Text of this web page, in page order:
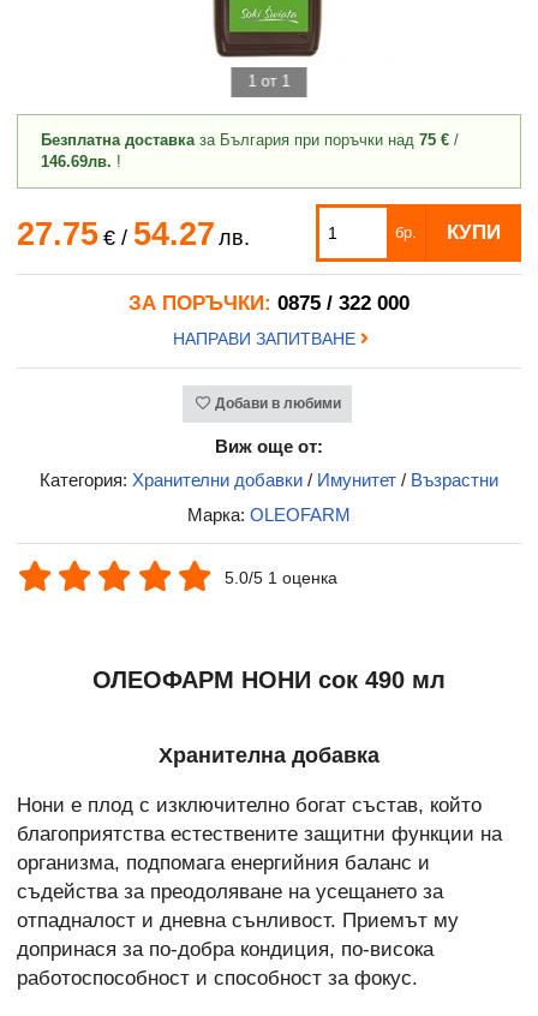
1 от 1
Безплатна доставказа България при поръчки над 75 € /
146.69лв. !
27.75 €/ 54.27 лв. бр. КУПИ
ЗА ПОРЪЧКИ: 0875 / 322 000
НАПРАВИ ЗАПИТВАНЕ
Добави в любими
Виж още от:
Категория: Хранителни добавки / Имунитет / Възрастни
Марка: OLEOFARM
5.0/5 1 оценка
ОЛЕОФАРМ НОНИ сок 490 мл
Хранителна добавка
Нони е плод с изключително богат състав, който
благоприятства естествените защитни функции на
организма, подпомага енергийния баланс и
съдейства за преодоляване на усещането за
отпадналост и дневна сънливост. Приемът му
допринася за по-добра кондиция, по-висока
работоспособност и способност за фокус.